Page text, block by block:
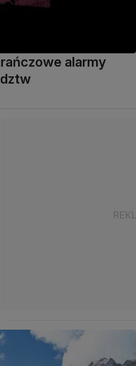
alarmy